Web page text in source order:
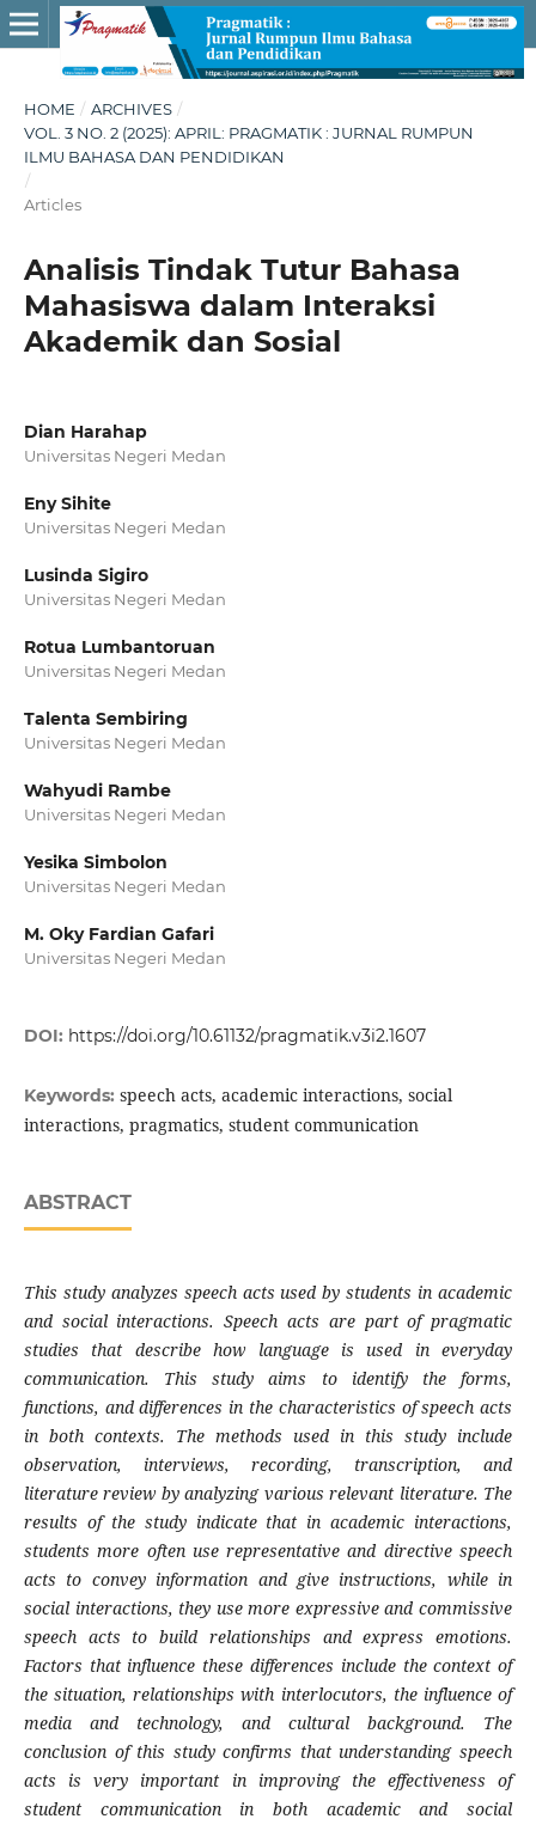
HOME / ARCHIVES /
VOL. 3 NO. 2 (2025): APRIL: PRAGMATIK : JURNAL RUMPUN
ILMU BAHASA DAN PENDIDIKAN
/
Articles
Analisis Tindak Tutur Bahasa
Mahasiswa dalam Interaksi
Akademik dan Sosial
Dian Harahap
Universitas Negeri Medan
Eny Sihite
Universitas Negeri Medan
Lusinda Sigiro
Universitas Negeri Medan
Rotua Lumbantoruan
Universitas Negeri Medan
Talenta Sembiring
Universitas Negeri Medan
Wahyudi Rambe
Universitas Negeri Medan
Yesika Simbolon
Universitas Negeri Medan
M. Oky Fardian Gafari
Universitas Negeri Medan
DOI: https://doi.org/10.61132/pragmatik.v3i2.1607
Keywords: speech acts, academic interactions, social
interactions, pragmatics, student communication
ABSTRACT
This study analyzes speech acts used by students in academic
and social interactions. Speech acts are part of pragmatic
studies that describe how language is used in everyday
communication. This study aims to identify the forms,
functions, and differences in the characteristics of speech acts
in both contexts. The methods used in this study include
observation, interviews, recording, transcription, and
literature review by analyzing various relevant literature. The
results of the study indicate that in academic interactions,
students more often use representative and directive speech
acts to convey information and give instructions, while in
social interactions, they use more expressive and commissive
speech acts to build relationships and express emotions.
Factors that influence these differences include the context of
the situation, relationships with interlocutors, the influence of
media and technology, and cultural background. The
conclusion of this study confirms that understanding speech
acts is very important in improving the effectiveness of
student communication in both academic and social